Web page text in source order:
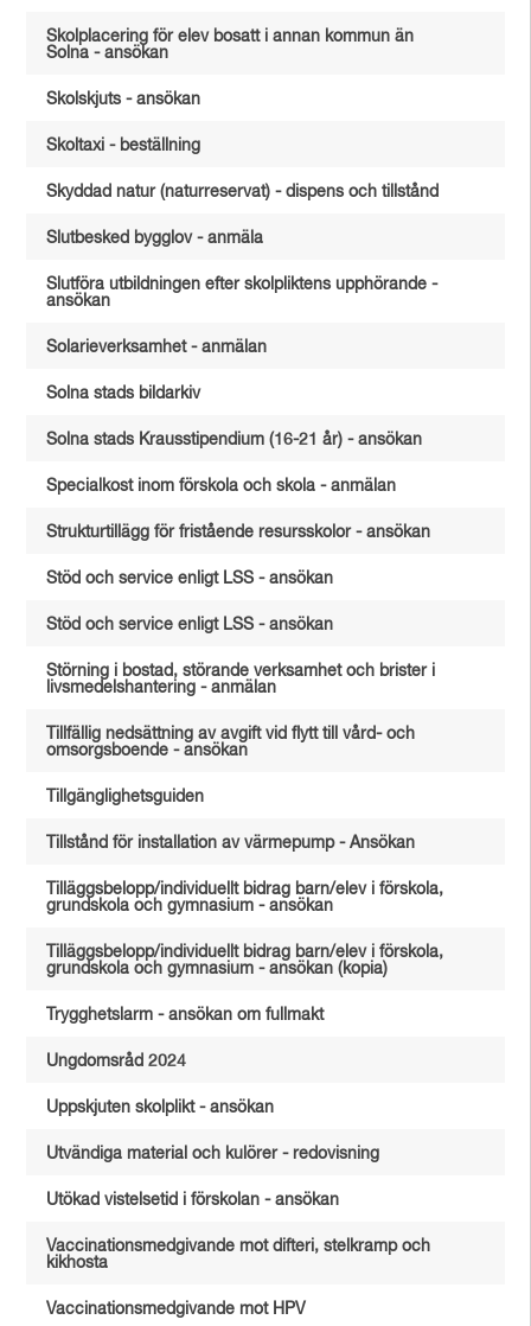
Skolplacering för elev bosatt i annan kommun än
Solna - ansökan
Skolskjuts - ansökan
Skoltaxi - beställning
Skyddad natur (naturreservat) - dispens och tillstånd
Slutbesked bygglov - anmäla
Slutföra utbildningen efter skolpliktens upphörande -
ansökan
Solarieverksamhet - anmälan
Solna stads bildarkiv
Solna stads Krausstipendium (16-21 år) - ansökan
Specialkost inom förskola och skola - anmälan
Strukturtillägg för fristående resursskolor - ansökan
Stöd och service enligt LSS - ansökan
Stöd och service enligt LSS - ansökan
Störning i bostad, störande verksamhet och brister i
livsmedelshantering - anmälan
Tillfällig nedsättning av avgift vid flytt till vård- och
omsorgsboende - ansökan
Tillgänglighetsguiden
Tillstånd för installation av värmepump - Ansökan
Tilläggsbelopp/individuellt bidrag barn/elev i förskola,
grundskola och gymnasium - ansökan
Tilläggsbelopp/individuellt bidrag barn/elev i förskola,
grundskola och gymnasium - ansökan (kopia)
Trygghetslarm - ansökan om fullmakt
Ungdomsråd 2024
Uppskjuten skolplikt - ansökan
Utvändiga material och kulörer - redovisning
Utökad vistelsetid i förskolan - ansökan
Vaccinationsmedgivande mot difteri, stelkramp och
kikhosta
Vaccinationsmedgivande mot HPV